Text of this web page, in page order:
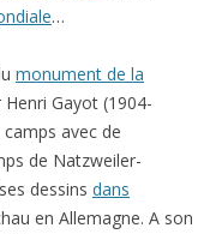
…
monument de la
Gayot (1904-
avec de
de Natzweiler-
dessins dans
en Allemagne. A son